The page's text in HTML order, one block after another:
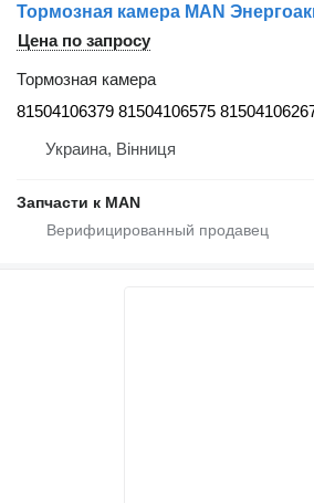
Цена по запросу
Тормозная камера
81504106379 81504106575
Украина, Вінниця
Запчасти к MAN